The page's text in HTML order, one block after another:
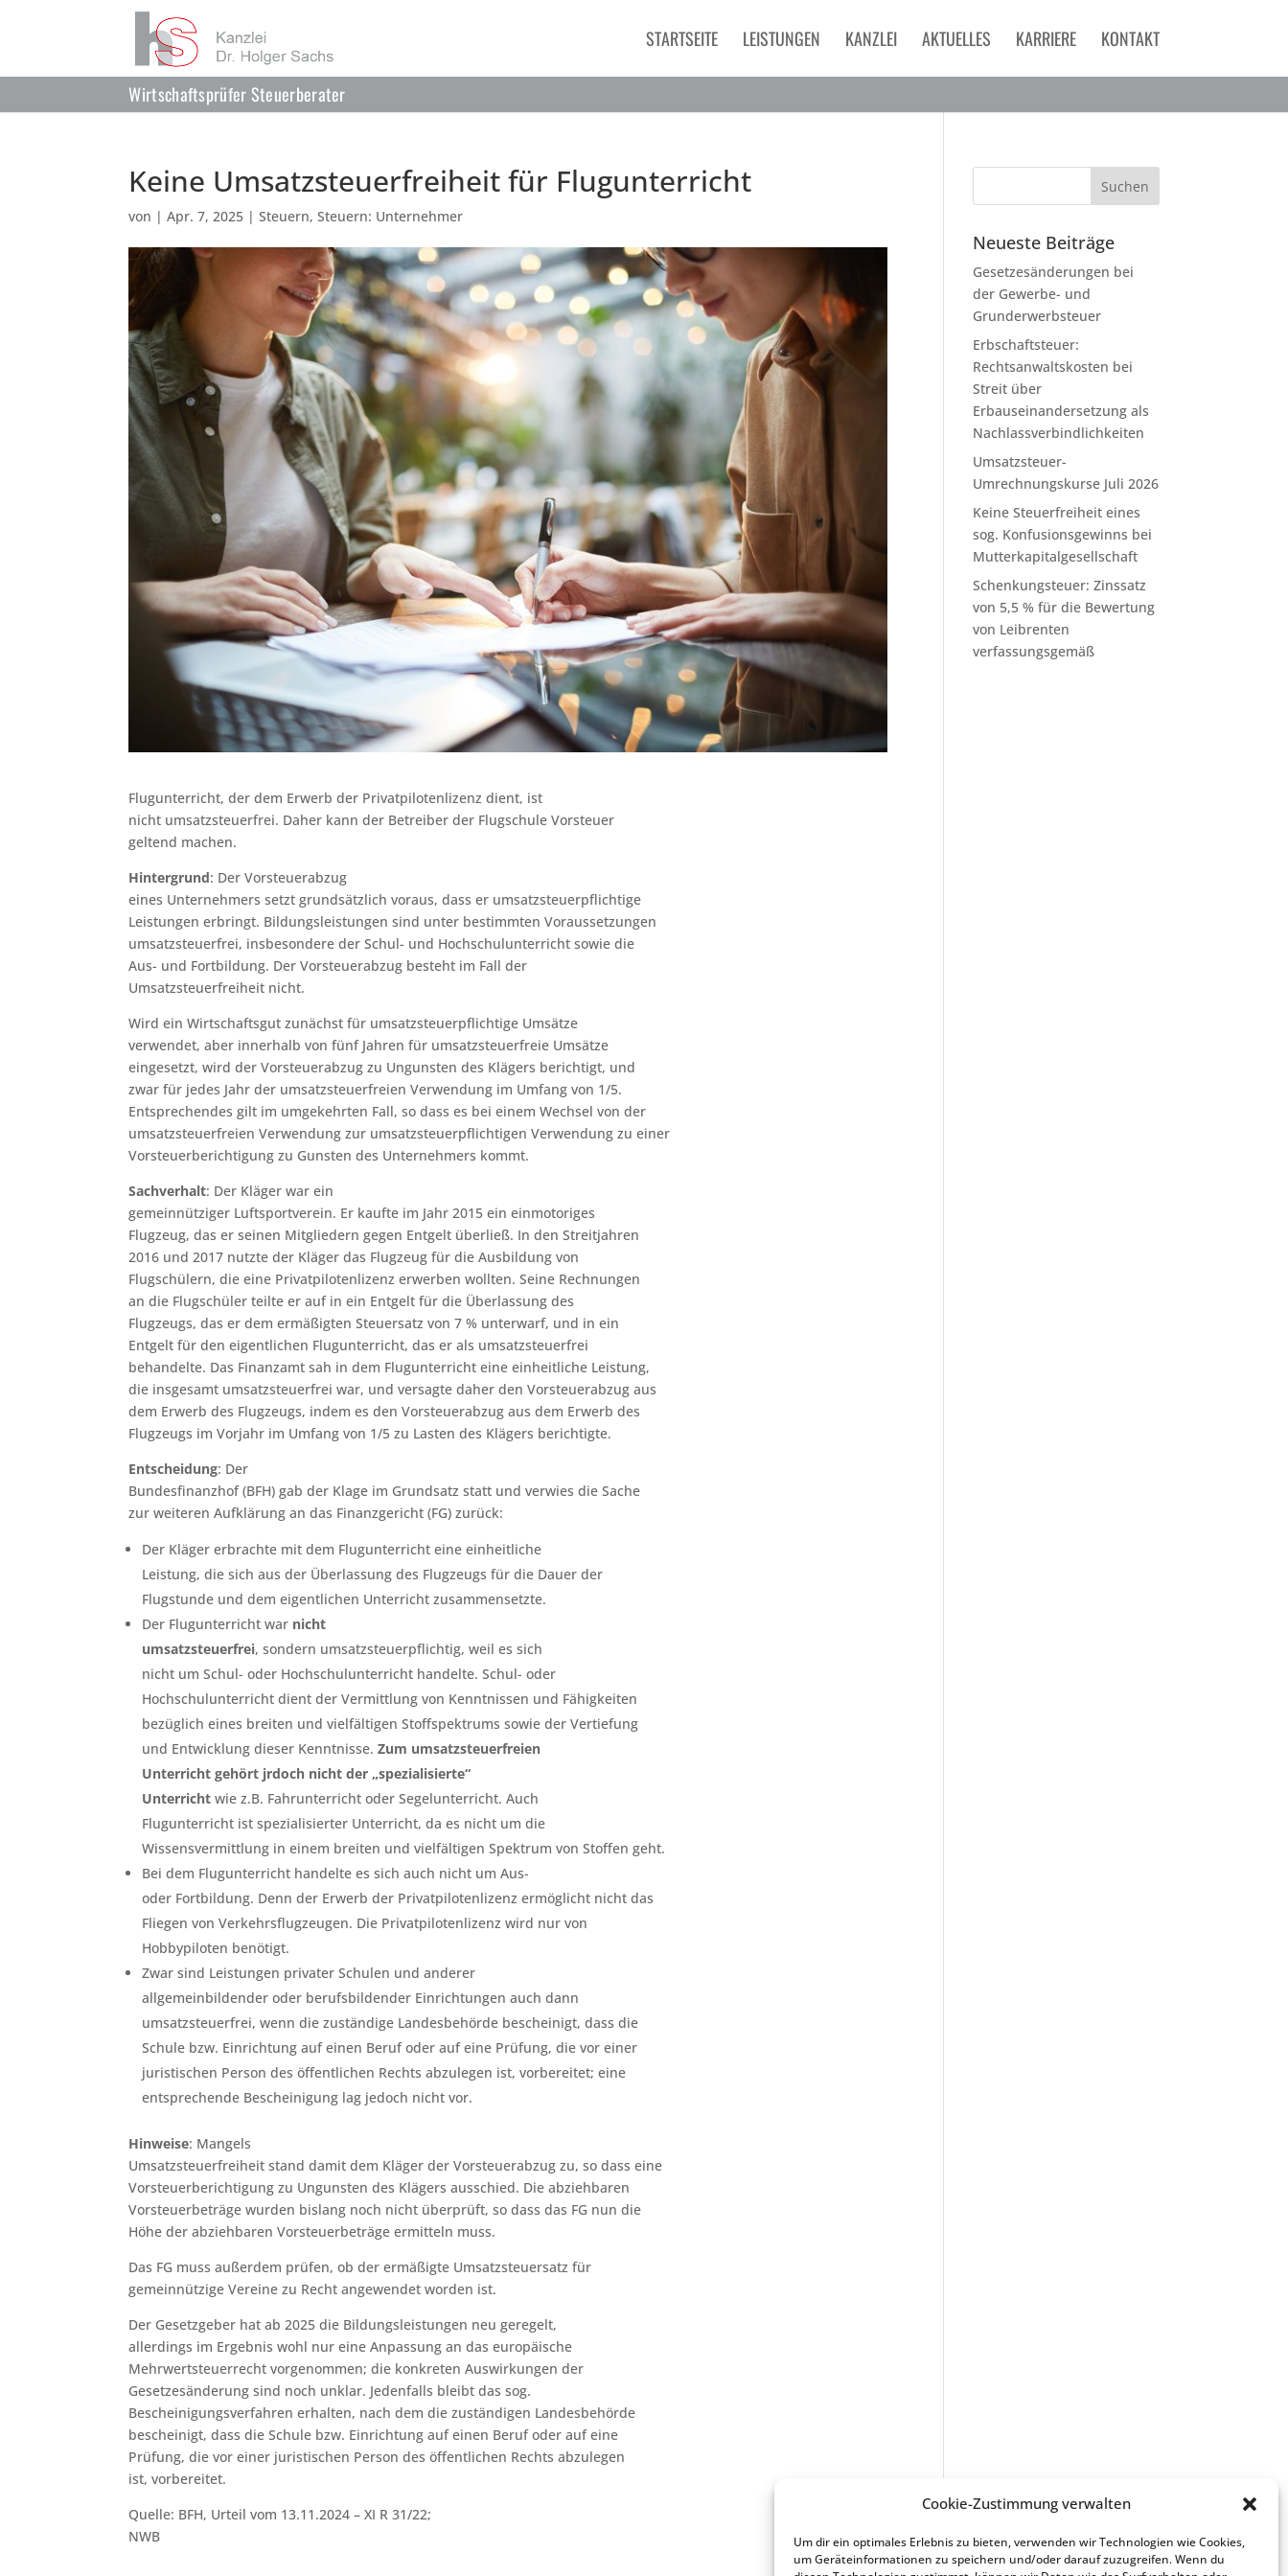
Cookie-Zustimmung verwalten
Um dir ein optimales Erlebnis zu bieten, verwenden wir Technologien wie Cookies,
um Geräteinformationen zu speichern und/oder darauf zuzugreifen. Wenn du
STARTSEITE LEISTUNGEN KANZLEI AKTUELLES KARRIERE KONTAKT
Wirtschaftsprüfer Steuerberater
Keine Umsatzsteuerfreiheit für Flugunterricht
von |Apr. 7, 2025 |Steuern,Steuern: Unternehmer
Flugunterricht, der dem Erwerb der Privatpilotenlizenz dient, ist
nicht umsatzsteuerfrei. Daher kann der Betreiber der Flugschule Vorsteuer
geltend machen.
Hintergrund: Der Vorsteuerabzug
eines Unternehmers setzt grundsätzlich voraus, dass er umsatzsteuerpflichtige
Leistungen erbringt. Bildungsleistungen sind unter bestimmten Voraussetzungen
umsatzsteuerfrei, insbesondere der Schul- und Hochschulunterricht sowie die
Aus- und Fortbildung. Der Vorsteuerabzug besteht im Fall der
Umsatzsteuerfreiheit nicht.
Wird ein Wirtschaftsgut zunächst für umsatzsteuerpflichtige Umsätze
verwendet, aber innerhalb von fünf Jahren für umsatzsteuerfreie Umsätze
eingesetzt, wird der Vorsteuerabzug zu Ungunsten des Klägers berichtigt, und
zwar für jedes Jahr der umsatzsteuerfreien Verwendung im Umfang von 1/5.
Entsprechendes gilt im umgekehrten Fall, so dass es bei einem Wechsel von der
umsatzsteuerfreien Verwendung zur umsatzsteuerpflichtigen Verwendung zu einer
Vorsteuerberichtigung zu Gunsten des Unternehmers kommt.
Sachverhalt: Der Kläger war ein
gemeinnütziger Luftsportverein. Er kaufte im Jahr 2015 ein einmotoriges
Flugzeug, das er seinen Mitgliedern gegen Entgelt überließ. In den Streitjahren
2016 und 2017 nutzte der Kläger das Flugzeug für die Ausbildung von
Flugschülern, die eine Privatpilotenlizenz erwerben wollten. Seine Rechnungen
an die Flugschüler teilte er auf in ein Entgelt für die Überlassung des
Flugzeugs, das er dem ermäßigten Steuersatz von 7 % unterwarf, und in ein
Entgelt für den eigentlichen Flugunterricht, das er als umsatzsteuerfrei
behandelte. Das Finanzamt sah in dem Flugunterricht eine einheitliche Leistung,
die insgesamt umsatzsteuerfrei war, und versagte daher den Vorsteuerabzug aus
dem Erwerb des Flugzeugs, indem es den Vorsteuerabzug aus dem Erwerb des
Flugzeugs im Vorjahr im Umfang von 1/5 zu Lasten des Klägers berichtigte.
Entscheidung: Der
Bundesfinanzhof (BFH) gab der Klage im Grundsatz statt und verwies die Sache
zur weiteren Aufklärung an das Finanzgericht (FG) zurück:
Der Kläger erbrachte mit dem Flugunterricht eine einheitliche
Leistung, die sich aus der Überlassung des Flugzeugs für die Dauer der
Flugstunde und dem eigentlichen Unterricht zusammensetzte.
Der Flugunterricht war nicht
umsatzsteuerfrei, sondern umsatzsteuerpflichtig, weil es sich
nicht um Schul- oder Hochschulunterricht handelte. Schul- oder
Hochschulunterricht dient der Vermittlung von Kenntnissen und Fähigkeiten
bezüglich eines breiten und vielfältigen Stoffspektrums sowie der Vertiefung
und Entwicklung dieser Kenntnisse.Zum umsatzsteuerfreien
Unterricht gehört jrdoch nicht der „spezialisierte“
Unterricht wie z.B. Fahrunterricht oder Segelunterricht. Auch
Flugunterricht ist spezialisierter Unterricht, da es nicht um die
Wissensvermittlung in einem breiten und vielfältigen Spektrum von Stoffen geht.
Bei dem Flugunterricht handelte es sich auch nicht um Aus-
oder Fortbildung. Denn der Erwerb der Privatpilotenlizenz ermöglicht nicht das
Fliegen von Verkehrsflugzeugen. Die Privatpilotenlizenz wird nur von
Hobbypiloten benötigt.
Zwar sind Leistungen privater Schulen und anderer
allgemeinbildender oder berufsbildender Einrichtungen auch dann
umsatzsteuerfrei, wenn die zuständige Landesbehörde bescheinigt, dass die
Schule bzw. Einrichtung auf einen Beruf oder auf eine Prüfung, die vor einer
juristischen Person des öffentlichen Rechts abzulegen ist, vorbereitet; eine
entsprechende Bescheinigung lag jedoch nicht vor.
Hinweise: Mangels
Umsatzsteuerfreiheit stand damit dem Kläger der Vorsteuerabzug zu, so dass eine
Vorsteuerberichtigung zu Ungunsten des Klägers ausschied. Die abziehbaren
Vorsteuerbeträge wurden bislang noch nicht überprüft, so dass das FG nun die
Höhe der abziehbaren Vorsteuerbeträge ermitteln muss.
Das FG muss außerdem prüfen, ob der ermäßigte Umsatzsteuersatz für
gemeinnützige Vereine zu Recht angewendet worden ist.
Der Gesetzgeber hat ab 2025 die Bildungsleistungen neu geregelt,
allerdings im Ergebnis wohl nur eine Anpassung an das europäische
Mehrwertsteuerrecht vorgenommen; die konkreten Auswirkungen der
Gesetzesänderung sind noch unklar. Jedenfalls bleibt das sog.
Bescheinigungsverfahren erhalten, nach dem die zuständigen Landesbehörde
bescheinigt, dass die Schule bzw. Einrichtung auf einen Beruf oder auf eine
Prüfung, die vor einer juristischen Person des öffentlichen Rechts abzulegen
ist, vorbereitet.
Quelle: BFH, Urteil vom 13.11.2024 – XI R 31/22;
NWB
Neueste Beiträge
Gesetzesänderungen bei
der Gewerbe- und
Grunderwerbsteuer
Erbschaftsteuer:
Rechtsanwaltskosten bei
Streit über
Erbauseinandersetzung als
Nachlassverbindlichkeiten
Umsatzsteuer-
Umrechnungskurse Juli 2026
Keine Steuerfreiheit eines
sog. Konfusionsgewinns bei
Mutterkapitalgesellschaft
Schenkungsteuer: Zinssatz
von 5,5 % für die Bewertung
von Leibrenten
verfassungsgemäß